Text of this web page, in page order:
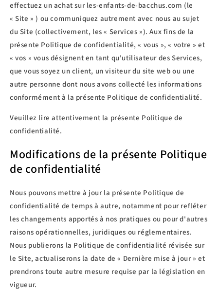
effectuez un achat sur les-enfants-de-bacchus.com (le
« Site » ) ou communiquez autrement avec nous au sujet
du Site (collectivement, les « Services »). Aux fins de la
présente Politique de confidentialité, « vous », « votre » et
« vos » vous désignent en tant qu'utilisateur des Services,
que vous soyez un client, un visiteur du site web ou une
autre personne dont nous avons collecté les informations
conformément à la présente Politique de confidentialité.
Veuillez lire attentivement la présente Politique de
confidentialité.
Modifications de la présente Politique
de confidentialité
Nous pouvons mettre à jour la présente Politique de
confidentialité de temps à autre, notamment pour refléter
les changements apportés à nos pratiques ou pour d'autres
raisons opérationnelles, juridiques ou réglementaires.
Nous publierons la Politique de confidentialité révisée sur
le Site, actualiserons la date de « Dernière mise à jour » et
prendrons toute autre mesure requise par la législation en
vigueur.